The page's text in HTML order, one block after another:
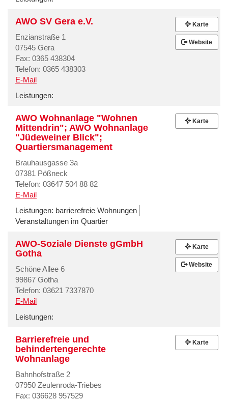
AWO SV Gera e.V.
Enzianstraße 1
07545 Gera
Fax: 0365 438304
Telefon: 0365 438303
E-Mail
Leistungen:
Karte
Website
AWO Wohnanlage "Wohnen
Mittendrin"; AWO Wohnanlage
"Jüdeweiner Blick";
Quartiersmanagement
Brauhausgasse 3a
07381 Pößneck
Telefon: 03647 504 88 82
E-Mail
Leistungen: barrierefreie Wohnungen
Veranstaltungen im Quartier
Karte
AWO-Soziale Dienste gGmbH
Gotha
Schöne Allee 6
99867 Gotha
Telefon: 03621 7337870
E-Mail
Leistungen:
Karte
Website
Barrierefreie und
behindertengerechte
Wohnanlage
Bahnhofstraße 2
07950 Zeulenroda-Triebes
Fax: 036628 957529
Karte